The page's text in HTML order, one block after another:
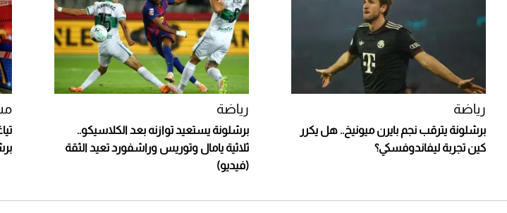
رياضة
برشلونة يترقب نجم بايرن ميونيخ.. هل يكرر
كين تجربة ليفاندوفسكي؟
رياضة
برشلونة يستعيد توازنه بعد الكلاسيكو..
ثلاثية يامال وتوريس وراشفورد تعيد الثقة
(فيديو)